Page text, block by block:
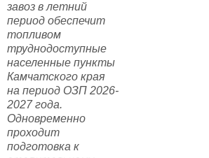
завоз в летний
период обеспечит
топливом
труднодоступные
населенные пункты
Камчатского края
на период ОЗП 2026-
2027 года.
Одновременно
проходит
подготовка к